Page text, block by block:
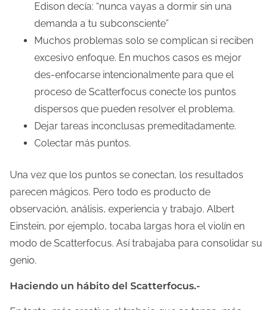
Edison decía: “nunca vayas a dormir sin una
demanda a tu subconsciente”
Muchos problemas solo se complican si reciben
excesivo enfoque. En muchos casos es mejor
des-enfocarse intencionalmente para que el
proceso de Scatterfocus conecte los puntos
dispersos que pueden resolver el problema.
Dejar tareas inconclusas premeditadamente.
Colectar más puntos.
Una vez que los puntos se conectan, los resultados
parecen mágicos. Pero todo es producto de
observación, análisis, experiencia y trabajo. Albert
Einstein, por ejemplo, tocaba largas hora el violín en
modo de Scatterfocus. Así trabajaba para consolidar su
genio.
Haciendo un hábito del Scatterfocus.-